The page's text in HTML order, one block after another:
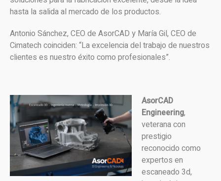
hasta la salida al mercado de los productos.
Antonio Sánchez, CEO de AsorCAD y María Gil, CEO de
Cimatech coinciden: “La excelencia del trabajo de nuestros
clientes es nuestro éxito como profesionales”.
AsorCAD
Engineering,
veterana con
prestigio
reconocido como
expertos en
escaneado 3d,